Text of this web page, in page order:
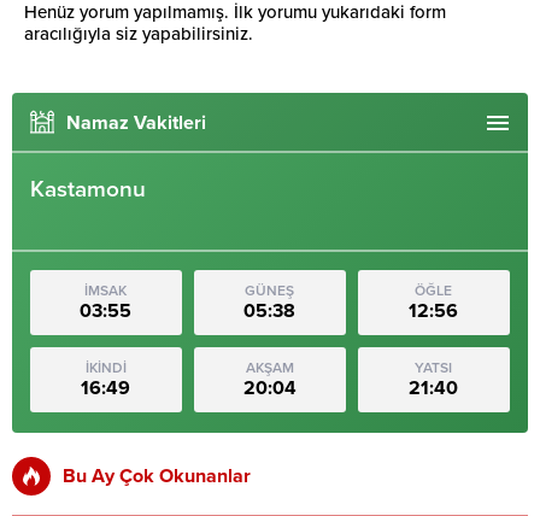
Henüz yorum yapılmamış. İlk yorumu yukarıdaki form
aracılığıyla siz yapabilirsiniz.
Namaz Vakitleri
Kastamonu
İMSAK
03:55
GÜNEŞ
05:38
ÖĞLE
12:56
İKİNDİ
16:49
AKŞAM
20:04
YATSI
21:40
Bu Ay Çok Okunanlar